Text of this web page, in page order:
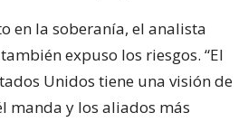
en la soberanía, el analista
expuso los riesgos. “El
Unidos tiene una visión de
manda y los aliados más